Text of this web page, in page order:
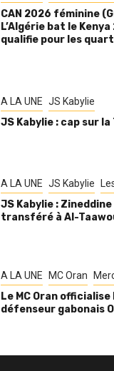
CAN 2026 féminine
L’Algérie bat le
qualifie pour les
A LA UNE JS Kabylie
JS Kabylie : cap sur la
A LA UNE JS Kabylie
JS Kabylie : Zineddine
transféré à Al-
A LA UNE MC Oran
Le MC Oran officialise
défenseur gabonais